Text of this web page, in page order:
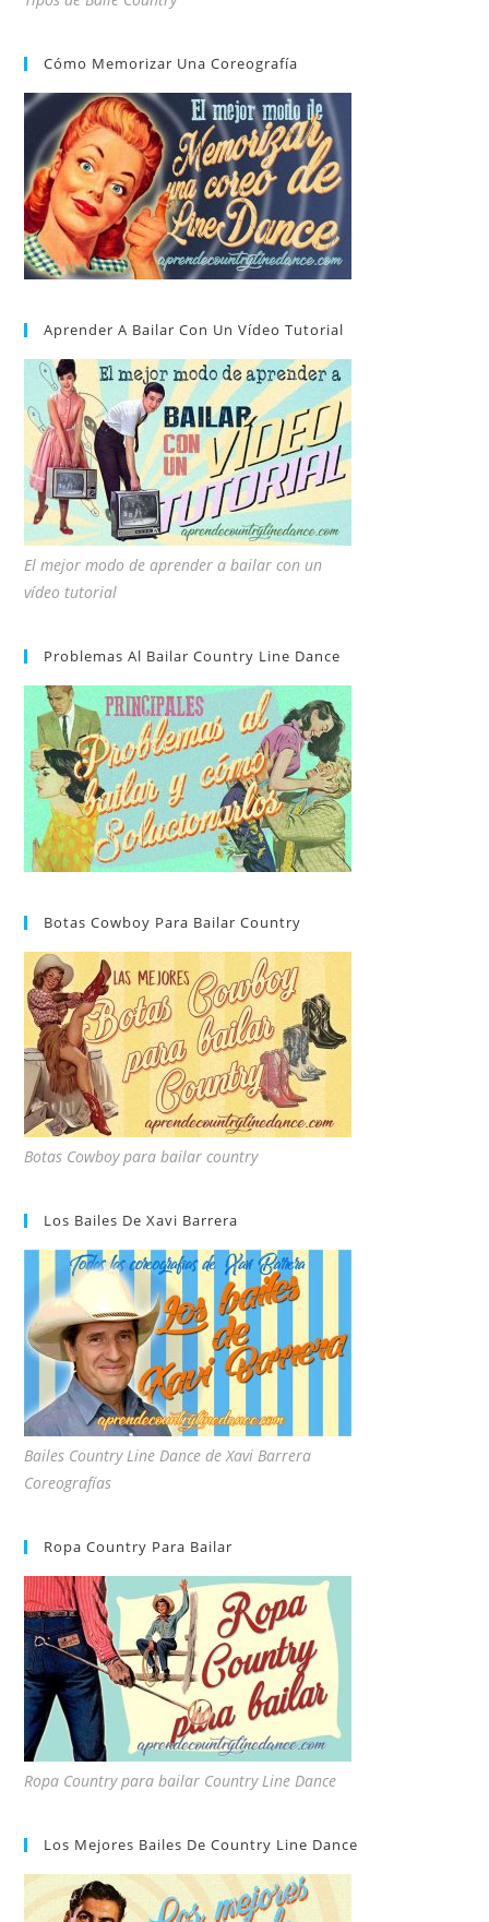
Cómo Memorizar Una Coreografía
Aprender A Bailar Con Un Vídeo Tutorial
El mejor modo de aprender a bailar con un
vídeo tutorial
Problemas Al Bailar Country Line Dance
Botas Cowboy Para Bailar Country
Botas Cowboy para bailar country
Los Bailes De Xavi Barrera
Bailes Country Line Dance de Xavi Barrera
Coreografías
Ropa Country Para Bailar
Ropa Country para bailar Country Line Dance
Los Mejores Bailes De Country Line Dance